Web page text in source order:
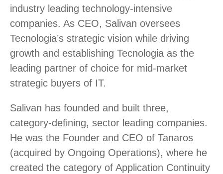
industry leading technology-intensive
companies. As CEO, Salivan oversees
Tecnologia’s strategic vision while driving
growth and establishing Tecnologia as the
leading partner of choice for mid-market
strategic buyers of IT.
Salivan has founded and built three,
category-defining, sector leading companies.
He was the Founder and CEO of Tanaros
(acquired by Ongoing Operations), where he
created the category of Application Continuity